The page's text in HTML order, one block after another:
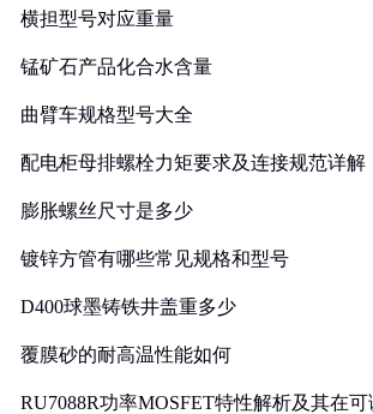
横担型号对应重量
锰矿石产品化合水含量
曲臂车规格型号大全
配电柜母排螺栓力矩要求及连接规范详解
膨胀螺丝尺寸是多少
镀锌方管有哪些常见规格和型号
D400球墨铸铁井盖重多少
覆膜砂的耐高温性能如何
RU7088R功率MOSFET特性解析及其在